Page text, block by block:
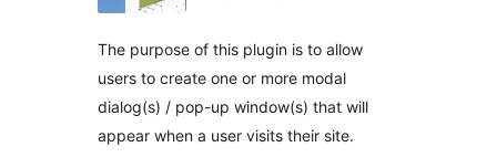
The purpose of this plugin is to allow
users to create one or more modal
dialog(s) / pop-up window(s) that will
appear when a user visits their site.